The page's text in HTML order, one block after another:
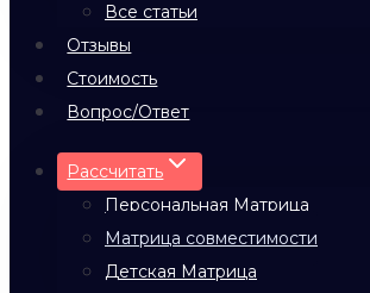
Все статьи
Отзывы
Стоимость
Вопрос/Ответ
Рассчитать
Персональная Матрица
Матрица совместимости
Детская Матрица